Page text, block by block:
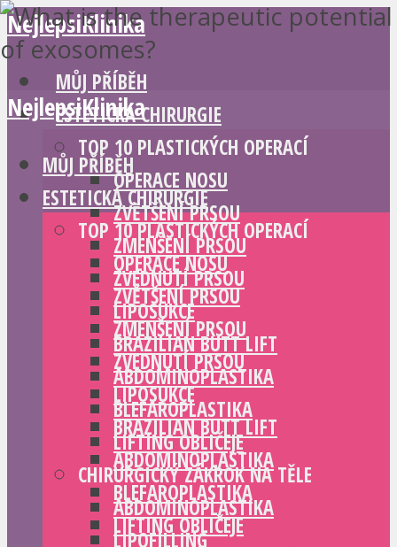
NejlepsiKlinika
MŮJ PŘÍBĚH
ESTETICKÁ CHIRURGIE
TOP 10 PLASTICKÝCH OPERACÍ
OPERACE NOSU
ZVĚTŠENÍ PRSOU
ZMENŠENÍ PRSOU
ZVEDNUTÍ PRSOU
LIPOSUKCE
BRAZILIAN BUTT LIFT
ABDOMINOPLASTIKA
BLEFAROPLASTIKA
LIFTING OBLIČEJE
CHIRURGICKÝ ZÁKROK NA TĚLE
ABDOMINOPLASTIKA
LIPOFILLING
NejlepsiKlinika
MŮJ PŘÍBĚH
ESTETICKÁ CHIRURGIE
TOP 10 PLASTICKÝCH OPERACÍ
OPERACE NOSU
ZVĚTŠENÍ PRSOU
ZMENŠENÍ PRSOU
ZVEDNUTÍ PRSOU
LIPOSUKCE
BRAZILIAN BUTT LIFT
ABDOMINOPLASTIKA
BLEFAROPLASTIKA
LIFTING OBLIČEJE